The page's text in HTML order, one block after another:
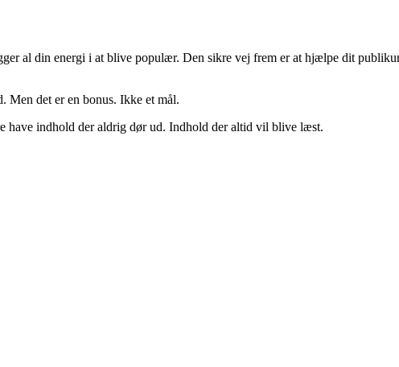
al din energi i at blive populær. Den sikre vej frem er at hjælpe dit
Men det er en bonus. Ikke et mål.
have indhold der aldrig dør ud. Indhold der altid vil blive læst.